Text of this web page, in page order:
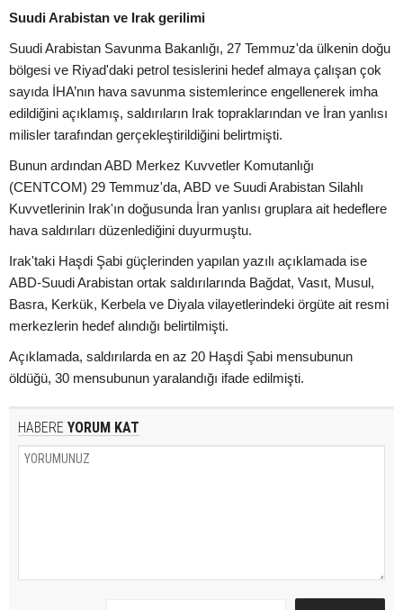
Suudi Arabistan ve Irak gerilimi
Suudi Arabistan Savunma Bakanlığı, 27 Temmuz'da ülkenin doğu
bölgesi ve Riyad'daki petrol tesislerini hedef almaya çalışan çok
sayıda İHA’nın hava savunma sistemlerince engellenerek imha
edildiğini açıklamış, saldırıların Irak topraklarından ve İran yanlısı
milisler tarafından gerçekleştirildiğini belirtmişti.
Bunun ardından ABD Merkez Kuvvetler Komutanlığı
(CENTCOM) 29 Temmuz'da, ABD ve Suudi Arabistan Silahlı
Kuvvetlerinin Irak'ın doğusunda İran yanlısı gruplara ait hedeflere
hava saldırıları düzenlediğini duyurmuştu.
Irak'taki Haşdi Şabi güçlerinden yapılan yazılı açıklamada ise
ABD-Suudi Arabistan ortak saldırılarında Bağdat, Vasıt, Musul,
Basra, Kerkük, Kerbela ve Diyala vilayetlerindeki örgüte ait resmi
merkezlerin hedef alındığı belirtilmişti.
Açıklamada, saldırılarda en az 20 Haşdi Şabi mensubunun
öldüğü, 30 mensubunun yaralandığı ifade edilmişti.
HABERE YORUM KAT